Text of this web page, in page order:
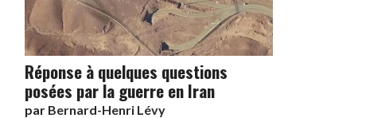
Réponse à quelques questions
posées par la guerre en Iran
par Bernard-Henri Lévy